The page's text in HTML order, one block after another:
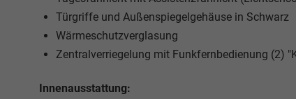
Türgriffe und Außenspiegelgehäuse in Schwarz
Wärmeschutzverglasung
Zentralverriegelung mit Funkfernbedienung (2)
Innenausstattung: